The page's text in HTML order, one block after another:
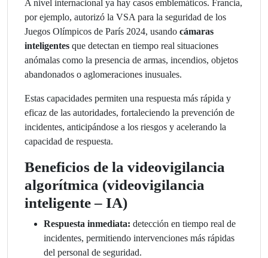
A nivel internacional ya hay casos emblemáticos. Francia,
por ejemplo, autorizó la VSA para la seguridad de los
Juegos Olímpicos de París 2024, usando cámaras
inteligentes que detectan en tiempo real situaciones
anómalas como la presencia de armas, incendios, objetos
abandonados o aglomeraciones inusuales.
Estas capacidades permiten una respuesta más rápida y
eficaz de las autoridades, fortaleciendo la prevención de
incidentes, anticipándose a los riesgos y acelerando la
capacidad de respuesta.
Beneficios de la videovigilancia
algorítmica (videovigilancia
inteligente – IA)
Respuesta inmediata: detección en tiempo real de
incidentes, permitiendo intervenciones más rápidas
del personal de seguridad.